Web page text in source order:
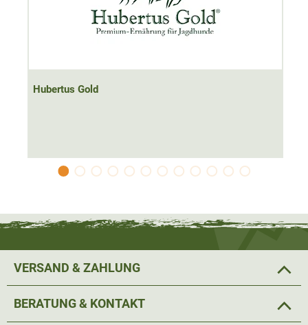
Mineralstoffe, Öle und Fette (0,2% Leinöl).
Rohprotein 11,1%, Rohfett 6,5%, Rohasche 2,4%, Rohfaser
Vitamin D3 200 IE, Zink als Zinksulfat (Monohydrat) 15
Selen als Natriumselenit 0,03 mg.
Technologische Zusatzstoffe:
Cassia Gum 1000 mg
Hubertus Gold
VERSAND & ZAHLUNG
BERATUNG & KONTAKT